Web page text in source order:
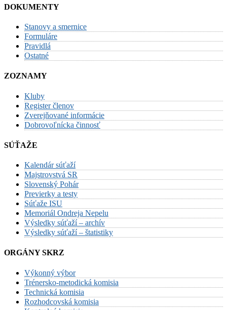
DOKUMENTY
Stanovy a smernice
Formuláre
Pravidlá
Ostatné
ZOZNAMY
Kluby
Register členov
Zverejňované informácie
Dobrovoľnícka činnosť
SÚŤAŽE
Kalendár súťaží
Majstrovstvá SR
Slovenský Pohár
Previerky a testy
Súťaže ISU
Memoriál Ondreja Nepelu
Výsledky súťaží – archív
Výsledky súťaží – štatistiky
ORGÁNY SKRZ
Výkonný výbor
Trénersko-metodická komisia
Technická komisia
Rozhodcovská komisia